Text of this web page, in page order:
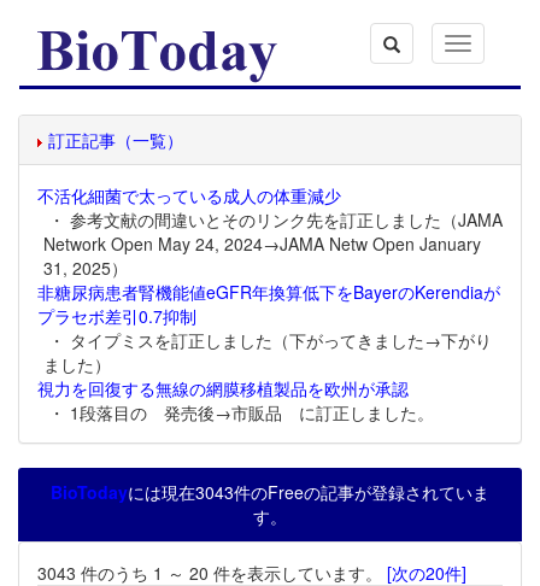
Toggle
navigation
訂正記事（一覧）
不活化細菌で太っている成人の体重減少
・ 参考文献の間違いとそのリンク先を訂正しました（JAMA
Network Open May 24, 2024→JAMA Netw Open January
31, 2025）
非糖尿病患者腎機能値eGFR年換算低下をBayerのKerendiaが
プラセボ差引0.7抑制
・ タイプミスを訂正しました（下がってきました→下がり
ました）
視力を回復する無線の網膜移植製品を欧州が承認
・ 1段落目の 発売後→市販品 に訂正しました。
BioTodayには現在3043件のFreeの記事が登録されていま
す。
3043 件のうち 1 ～ 20 件を表示しています。 [次の20件]